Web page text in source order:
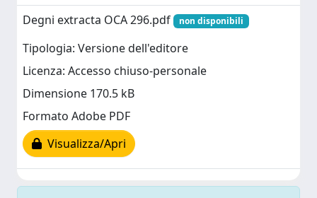
Degni extracta OCA 296.pdf
non disponibili
Tipologia: Versione dell'editore
Licenza: Accesso chiuso-personale
Dimensione 170.5 kB
Formato Adobe PDF
Visualizza/Apri